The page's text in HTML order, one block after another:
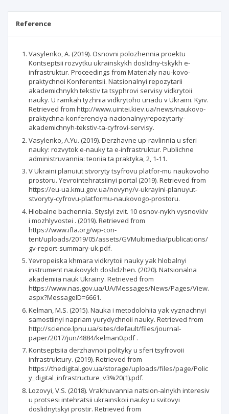
Reference
Vasylenko, А. (2019). Osnovni polozhennia proektu
Kontseptsii rozvytku ukrainskykh doslidny-tskykh e-
infrastruktur. Proceedings from Materialy nau-kovo-
praktychnoi Konferentsii. Natsionalnyi repozytarii
akademichnykh tekstiv ta tsyphrovi servisy vidkrytoii
nauky. U ramkah tyzhnia vidkrytoho uriadu v Ukraini. Kyiv.
Retrieved from http://www.uintei.kiev.ua/news/naukovo-
praktychna-konferenciya-nacionalnyyrepozytariy-
akademichnyh-tekstiv-ta-cyfrovi-servisy.
Vasylenko, А.Yu. (2019). Derzhavne up-ravlinnia u sferi
nauky: rozvytok e-nauky ta e-infrastruktur. Publichne
administruvannia: teoriia ta praktyka, 2, 1-11.
V Ukraini planuiut stvoryty tsyfrovu platfor-mu naukovoho
prostoru. Yevrointehratsiinyi portal (2019). Retrieved from
https://eu-ua.kmu.gov.ua/novyny/v-ukrayini-planuyut-
stvoryty-cyfrovu-platformu-naukovogo-prostoru.
Hlobalne bachennia. Styslyi zvit. 10 osnov-nykh vysnovkiv
i mozhlyvostei . (2019). Retrieved from
https://www.ifla.org/wp-con-
tent/uploads/2019/05/assets/GVMultimedia/publications/
gv-report-summary-uk.pdf.
Yevropeiska khmara vidkrytoii nauky yak hlobalnyi
instrument naukovykh doslidzhen. (2020). Natsionalna
akademiia nauk Ukrainy. Retrieved from
https://www.nas.gov.ua/UA/Messages/News/Pages/View.
aspx?MessageID=6661.
Kelman, М.S. (2015). Nauka i metodolohiia yak vyznachnyi
samostiinyi napriam yurydychnoii nauky. Retrieved from
http://science.lpnu.ua/sites/default/files/journal-
paper/2017/jun/4884/kelman0.pdf .
Kontseptsiia derzhavnoii polityky u sferi tsyfrovoii
infrastruktury. (2019). Retrieved from
https://thedigital.gov.ua/storage/uploads/files/page/Polic
y_digital_infrastructure_v3%20(1).pdf.
Lozovyi, V.S. (2018). Vrakhuvannia natsion-alnykh interesiv
u protsesi intehratsii ukrainskoii nauky u svitovyi
doslidnytskyi prostir. Retrieved from